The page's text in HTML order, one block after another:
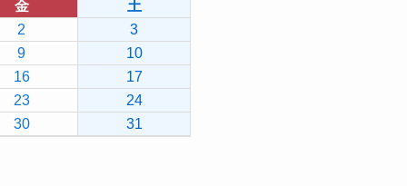
金
土
2
3
9
10
16
17
23
24
30 31